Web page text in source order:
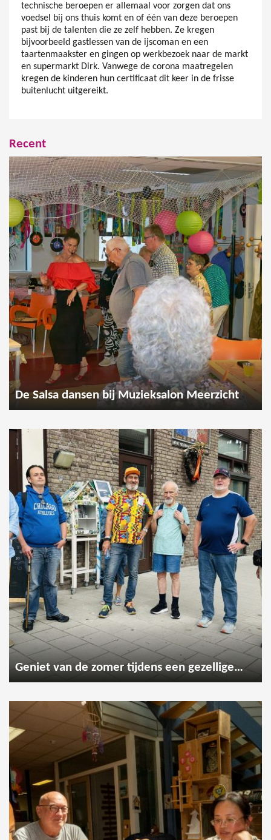
technische beroepen er allemaal voor zorgen dat ons
voedsel bij ons thuis komt en of één van deze beroepen
past bij de talenten die ze zelf hebben. Ze kregen
bijvoorbeeld gastlessen van de ijscoman en een
taartenmaakster en gingen op werkbezoek naar de markt
en supermarkt Dirk. Vanwege de corona maatregelen
kregen de kinderen hun certificaat dit keer in de frisse
buitenlucht uitgereikt.
Recent
De Salsa dansen bij Muzieksalon Meerzicht
Geniet van de zomer tijdens een gezellige wandeling